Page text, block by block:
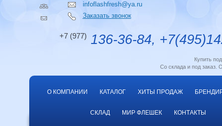
infoflashfresh@ya.ru
Заказать звонок
+7 (977) 136-36-84,
Купить
Со склада и под заказ.
О КОМПАНИИ КАТАЛОГ ХИТЫ ПРОДАЖ
СКЛАД МИР ФЛЕШЕК КОНТАКТЫ